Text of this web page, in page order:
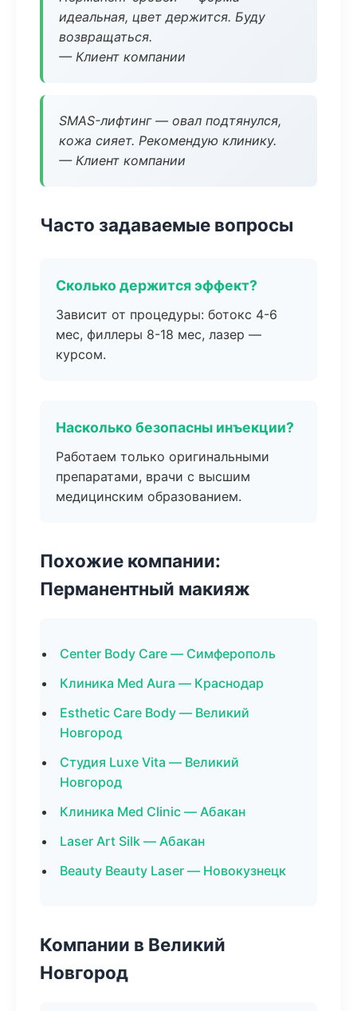
идеальная, цвет держится. Буду
возвращаться.
— Клиент компании
SMAS-лифтинг — овал подтянулся,
кожа сияет. Рекомендую клинику.
— Клиент компании
Часто задаваемые вопросы
Сколько держится эффект?
Зависит от процедуры: ботокс 4-6
мес, филлеры 8-18 мес, лазер —
курсом.
Насколько безопасны инъекции?
Работаем только оригинальными
препаратами, врачи с высшим
медицинским образованием.
Похожие компании:
Перманентный макияж
Center Body Care — Симферополь
Клиника Med Aura — Краснодар
Esthetic Care Body — Великий
Новгород
Студия Luxe Vita — Великий
Новгород
Клиника Med Clinic — Абакан
Laser Art Silk — Абакан
Beauty Beauty Laser — Новокузнецк
Компании в Великий
Новгород